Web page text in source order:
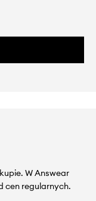
W Answear
cen regularnych.